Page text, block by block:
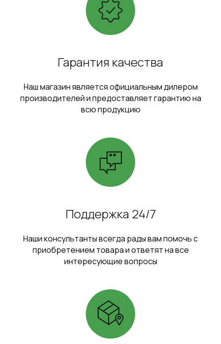
Гарантия качества
Наш магазин является официальным дилером
производителей и предоставляет гарантию на
всю продукцию
Поддержка 24/7
Наши консультанты всегда рады вам помочь с
приобретением товара и ответят на все
интересующие вопросы